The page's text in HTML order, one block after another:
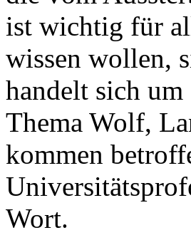
ist wichtig für
wissen wollen,
handelt sich
Thema Wolf,
kommen
Wort.